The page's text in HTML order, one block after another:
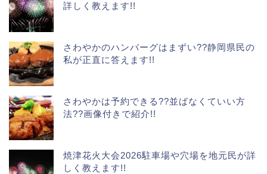
詳しく教えます!!
さわやかのハンバーグはまずい??静岡県民の
私が正直に答えます!!
さわやかは予約できる??並ばなくていい方
法??画像付きで紹介!!
焼津花火大会2026駐車場や穴場を地元民が詳
しく教えます!!